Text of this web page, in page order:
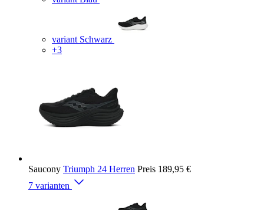
variant Schwarz
+3
Saucony Triumph 24 Herren Preis 189,95 €
7 varianten